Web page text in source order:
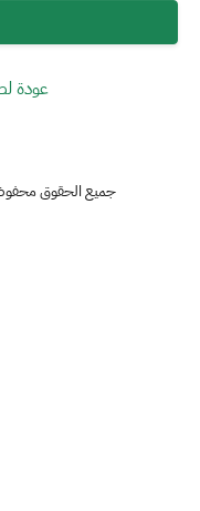
عودة
جميع الحقوق محفوظة